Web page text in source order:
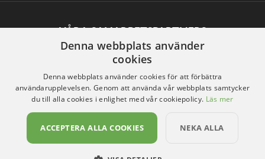
VÅRA SAMARBETSPARTNERS
Denna webbplats använder
cookies
Denna webbplats använder cookies för att förbättra
användarupplevelsen. Genom att använda vår webbplats samtycker
du till alla cookies i enlighet med vår cookiepolicy. Läs mer
ACCEPTERA ALLA COOKIES NEKA ALLA